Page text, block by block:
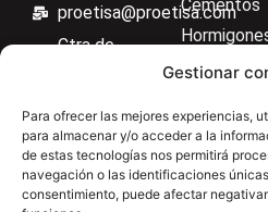
Gestionar
Para ofrecer las mejores experiencias,
para almacenar y/o acceder a la
de estas tecnologías nos permitirá
navegación o las identificaciones
consentimiento, puede afectar
proetisa@proetisa.com
Ctra de
M-106, Km
4,1, 28110
Algete,
Madrid
Cementos
Suelos
Aceros
Material